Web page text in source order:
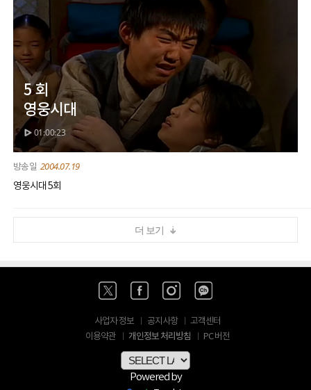
5 회
영웅시대
01:00:23
2004.07.19
영웅시대 5회
더 보기
사업자 정보 공지사항
고객센터
이용약관
개인정보 처리방침 PC 버전
Powered by